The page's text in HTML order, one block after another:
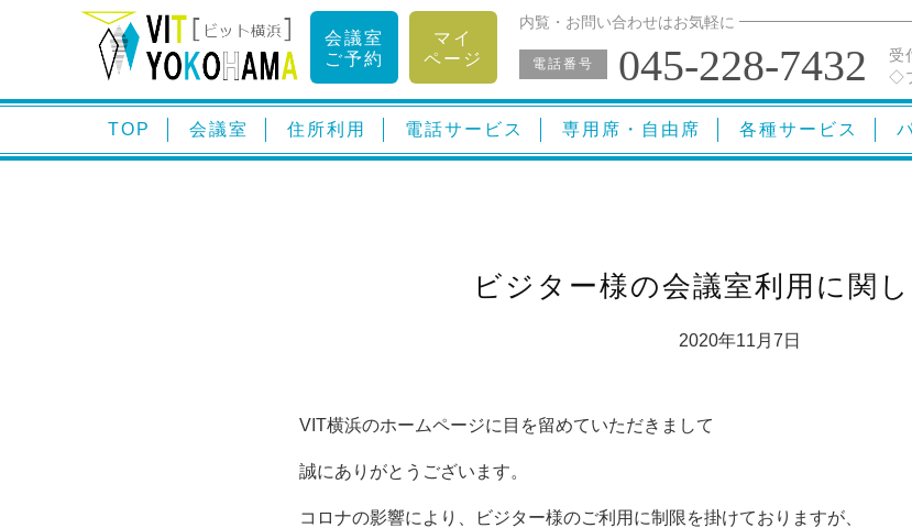
会議室
ご予約
マイ
ページ
内覧・お問い合わせはお気軽に
電話番号 045-228-7432 受
◇
TOP 会議室 住所利用 電話サービス 専用席・自由席 各種サービス
ビジター様の会議室利用に関
2020年11月7日
VIT横浜のホームページに目を留めていただきまして
誠にありがとうございます。
コロナの影響により、ビジター様のご利用に制限を掛けておりますが、